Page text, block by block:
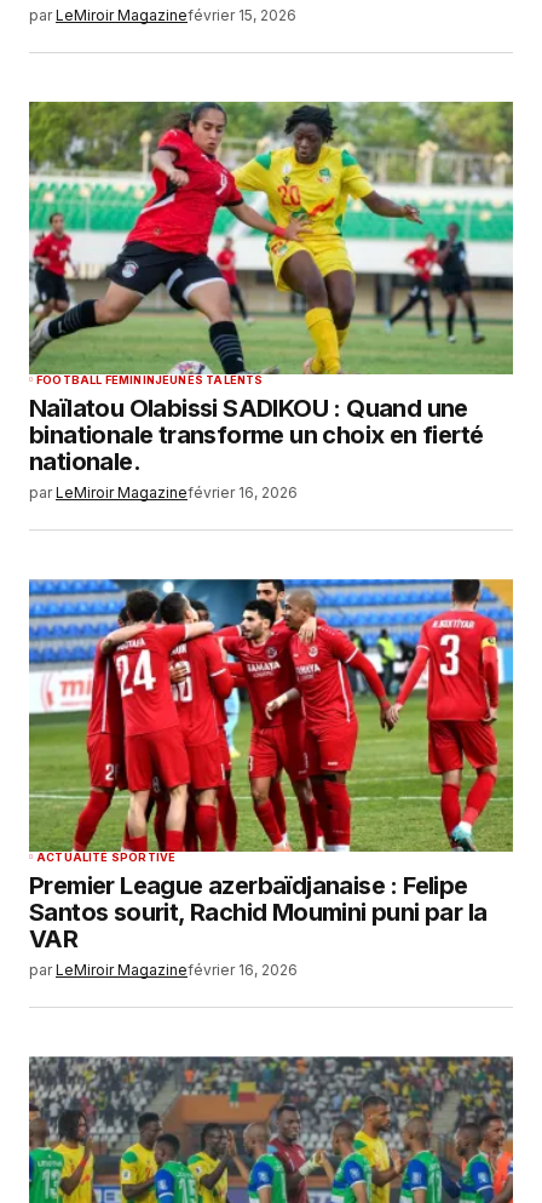
par LeMiroir Magazinefévrier 15, 2026
FOOTBALL FEMININJEUNES TALENTS
Naïlatou Olabissi SADIKOU : Quand une
binationale transforme un choix en fierté
nationale.
par LeMiroir Magazinefévrier 16, 2026
ACTUALITÉ SPORTIVE
Premier League azerbaïdjanaise : Felipe
Santos sourit, Rachid Moumini puni par la
VAR
par LeMiroir Magazinefévrier 16, 2026